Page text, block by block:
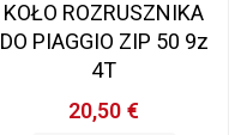
KOŁO ROZRUSZNIKA
DO PIAGGIO ZIP 50 9z
4T
20,50 €